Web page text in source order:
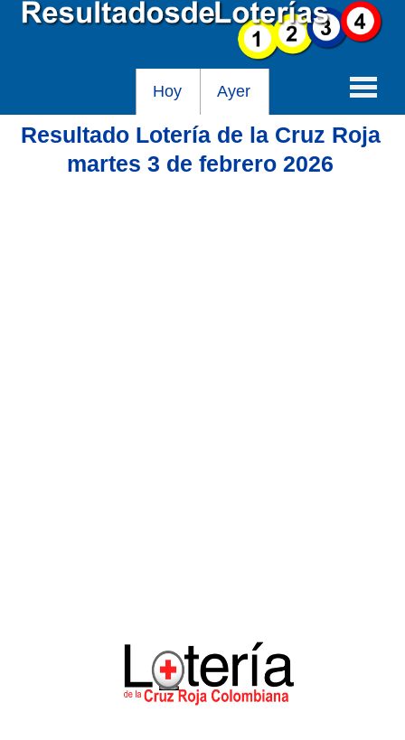
Hoy Ayer
Baloto
Lotería de Risaralda
Resultado Lotería de la Cruz Roja
martes 3 de febrero 2026